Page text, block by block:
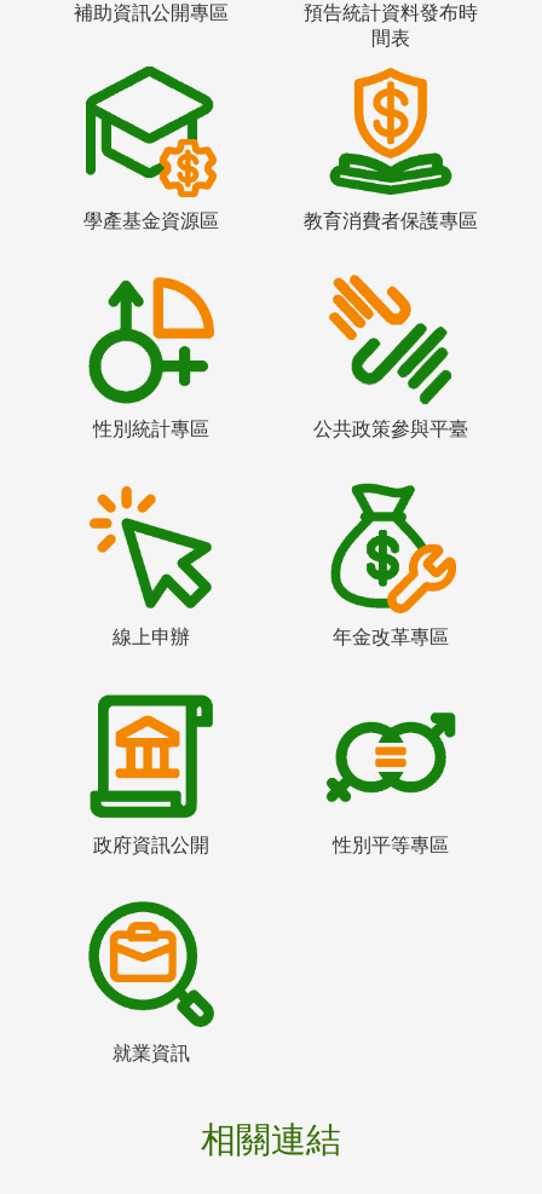
補助資訊公開專區
預告統計資料發布時
間表
學產基金資源區 教育消費者保護專區
性別統計專區 公共政策參與平臺
線上申辦 年金改革專區
政府資訊公開 性別平等專區
就業資訊
相關連結